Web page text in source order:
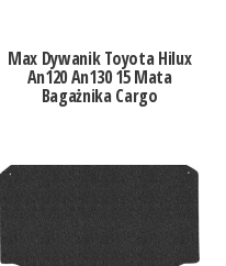
Max Dywanik Toyota Hilux
An120 An130 15 Mata
Bagażnika Cargo